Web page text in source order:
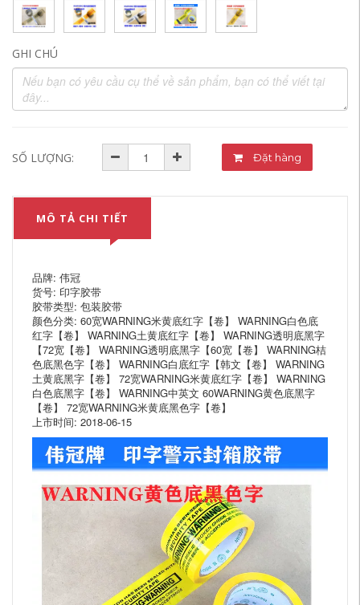
GHI CHÚ
SỐ LƯỢNG: Đặt hàng
MÔ TẢ CHI TIẾT
品牌: 伟冠
货号: 印字胶带
胶带类型: 包装胶带
颜色分类: 60宽WARNING米黄底红字【卷】 WARNING白色底
红字【卷】 WARNING土黄底红字【卷】 WARNING透明底黑字
【72宽【卷】 WARNING透明底黑字【60宽【卷】 WARNING桔
色底黑色字【卷】 WARNING白底红字【韩文【卷】 WARNING
土黄底黑字【卷】 72宽WARNING米黄底红字【卷】 WARNING
白色底黑字【卷】 WARNING中英文 60WARNING黄色底黑字
【卷】 72宽WARNING米黄底黑色字【卷】
上市时间: 2018-06-15